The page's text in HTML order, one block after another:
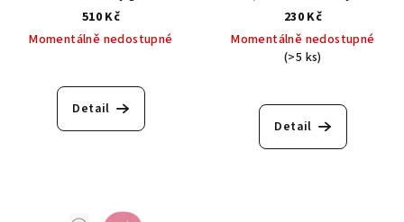
510 Kč
Momentálně nedostupné
Detail
gelovým efektem
230 Kč
Momentálně nedostupné
(>5 ks)
Detail